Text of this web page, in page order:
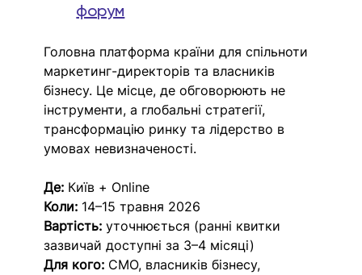
форум
Головна платформа країни для спільноти
маркетинг-директорів та власників
бізнесу. Це місце, де обговорюють не
інструменти, а глобальні стратегії,
трансформацію ринку та лідерство в
умовах невизначеності.
Де: Київ + Online
Коли: 14–15 травня 2026​
Вартість: уточнюється (ранні квитки
зазвичай доступні за 3–4 місяці)
Для кого: CMO, власників бізнесу,